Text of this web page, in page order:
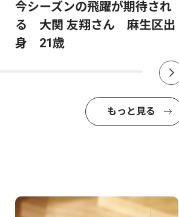
今シーズンの飛躍が期待され
る 大関 友翔さん 麻生区出
身 21歳
もっと見る